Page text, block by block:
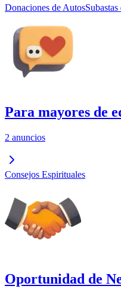
Donaciones de Autos
Para mayores de
2 anuncios
Consejos Espirituales
Oportunidad de